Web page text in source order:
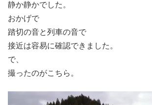
静か静かでした。
おかげで
踏切の音と列車の音で
接近は容易に確認できました。
で、
撮ったのがこちら。